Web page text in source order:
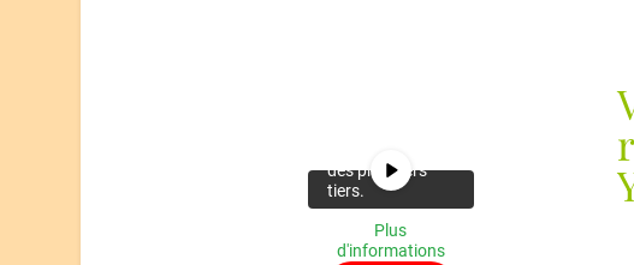
des providers
tiers.
Plus
d'informations